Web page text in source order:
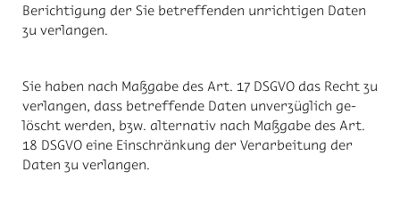
Be­rich­ti­gung der Sie be­tref­fen­den un­rich­ti­gen Da­ten
zu ver­lan­gen.
Sie ha­ben nach Maß­ga­be des Art. 17 DS­GVO das Recht zu
ver­lan­gen, dass be­tref­fen­de Da­ten un­ver­züg­lich ge­
löscht wer­den, bzw. al­ter­na­tiv nach Maß­ga­be des Art.
18 DS­GVO eine Ein­schrän­kung der Ver­ar­bei­tung der
Da­ten zu ver­lan­gen.